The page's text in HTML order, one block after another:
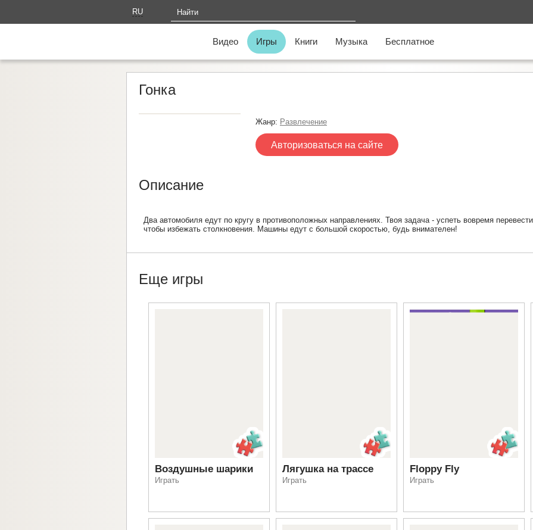
RU
Видео Игры Книги Музыка Бесплатное
Гонка
Жанр: Развлечение
Авторизоваться на сайте
Описание
Два автомобиля едут по кругу в противоположных направлениях. Твоя задача - успеть вовремя
чтобы избежать столкновения. Машины едут с большой скоростью, будь внимателен!
Еще игры
Воздушные шарики
Играть
Лягушка на трассе
Играть
Floppy Fly
Играть